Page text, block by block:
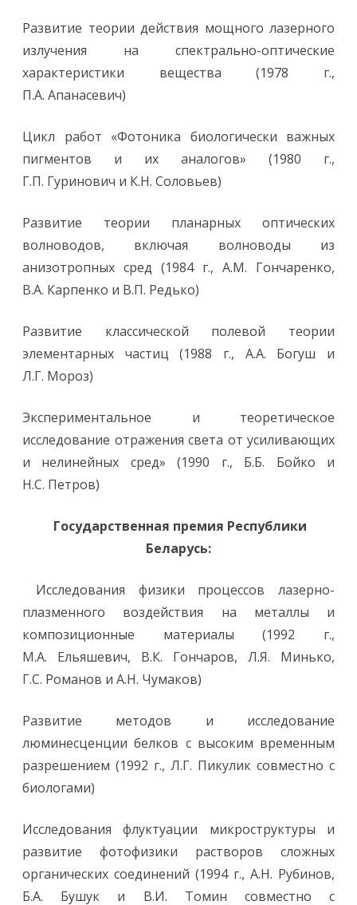
Развитие теории действия мощного лазерного
излучения на спектрально-оптические
характеристики вещества (1978 г.,
П.А. Апанасевич)
Цикл работ «Фотоника биологически важных
пигментов и их аналогов» (1980 г.,
Г.П. Гуринович и К.Н. Соловьев)
Развитие теории планарных оптических
волноводов, включая волноводы из
анизотропных сред (1984 г., А.М. Гончаренко,
В.А. Карпенко и В.П. Редько)
Развитие классической полевой теории
элементарных частиц (1988 г., А.А. Богуш и
Л.Г. Мороз)
Экспериментальное и теоретическое
исследование отражения света от усиливающих
и нелинейных сред» (1990 г., Б.Б. Бойко и
Н.С. Петров)
Государственная премия Республики
Беларусь:
Исследования физики процессов лазерно-
плазменного воздействия на металлы и
композиционные материалы (1992 г.,
М.А. Ельяшевич, В.К. Гончаров, Л.Я. Минько,
Г.С. Романов и А.Н. Чумаков)
Развитие методов и исследование
люминесценции белков с высоким временным
разрешением (1992 г., Л.Г. Пикулик совместно с
биологами)
Исследования флуктуации микроструктуры и
развитие фотофизики растворов сложных
органических соединений (1994 г., А.Н. Рубинов,
Б.А. Бушук и В.И. Томин совместно с